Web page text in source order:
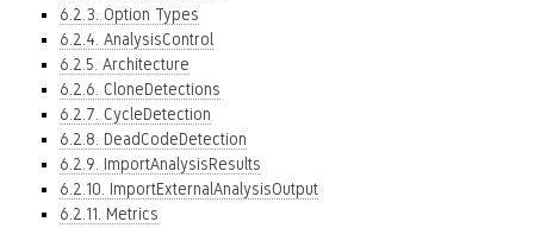
6.2.3. Option Types
6.2.4. AnalysisControl
6.2.5. Architecture
6.2.6. CloneDetections
6.2.7. CycleDetection
6.2.8. DeadCodeDetection
6.2.9. ImportAnalysisResults
6.2.10. ImportExternalAnalysisOutput
6.2.11. Metrics